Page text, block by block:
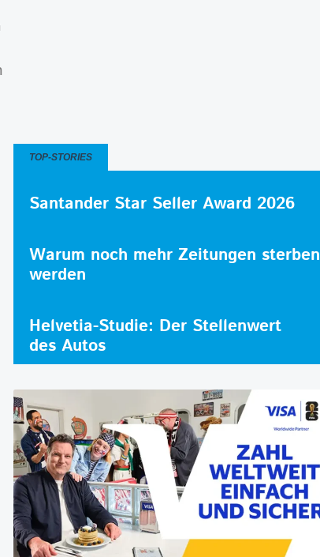
TOP-STORIES
Santander Star Seller Award 2026
Warum noch mehr Zeitungen sterben
werden
Helvetia-Studie: Der Stellenwert
des Autos